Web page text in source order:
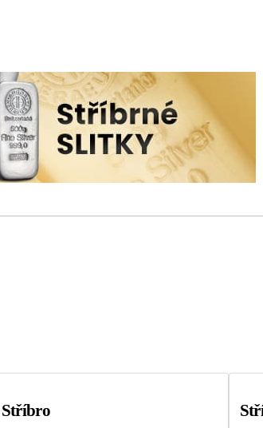
Stříbro